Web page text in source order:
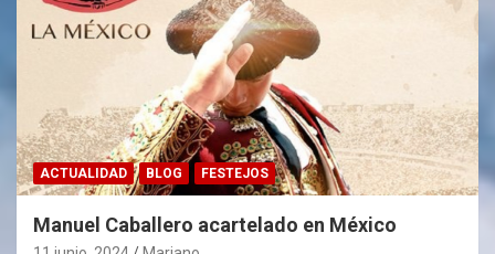
ACTUALIDAD BLOG FESTEJOS
Manuel Caballero acartelado en México